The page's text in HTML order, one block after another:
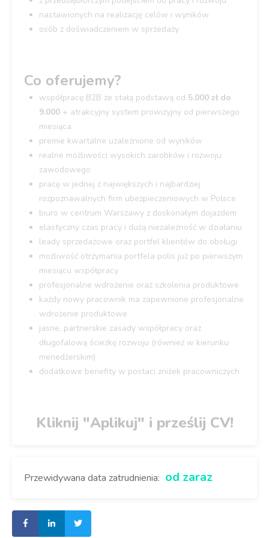
nastawionych na realizację celów i wyników
osób z doświadczeniem w sprzedaży
Co oferujemy?
współpracę B2B ze stałą podstawą od 5.000 zł do
9.000 + atrakcyjny system prowizyjny od pierwszego
miesiąca
premie kwartalne uzależnione od wyników
realne możliwości wysokich zarobków i rozwoju
zawodowego
pracę w jednej z największych i najbardziej
rozpoznawalnych firm ubezpieczeniowych w Polsce
biuro w centrum Warszawy z doskonałym dojazdem
elastyczny czas pracy i dużą niezależność w działaniu
leady sprzedażowe oraz portfel klientów do obsługi
możliwość otrzymania portfela polis już po pierwszym
miesiącu współpracy
profesjonalne wdrożenie oraz szkolenia produktowe
każdy nowy pracownik ma zapewnione profesjonalne
wdrożenie produktowe
jasne, partnerskie zasady współpracy oraz
długofalową ścieżkę rozwoju (również w kierunku
menedżerskim)
dodatkowe benefity w postaci zniżek pracowniczych
Kliknij "Aplikuj" i prześlij CV!
Przewidywana data zatrudnienia: od zaraz